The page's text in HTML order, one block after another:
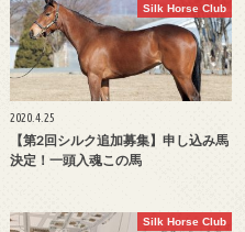
Silk Horse Club
2020.4.25
【第2回シルク追加募集】申し込み馬
決定！一頭入魂この馬
Silk Horse Club